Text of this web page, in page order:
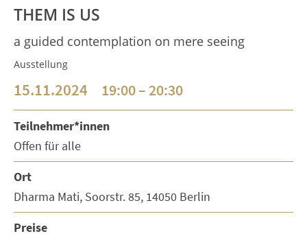
THEM IS US
a guided contemplation on mere seeing
Ausstellung
15.11.2024 19:00 – 20:30
Teilnehmer*innen
Offen für alle
Ort
Dharma Mati, Soorstr. 85, 14050 Berlin
Preise